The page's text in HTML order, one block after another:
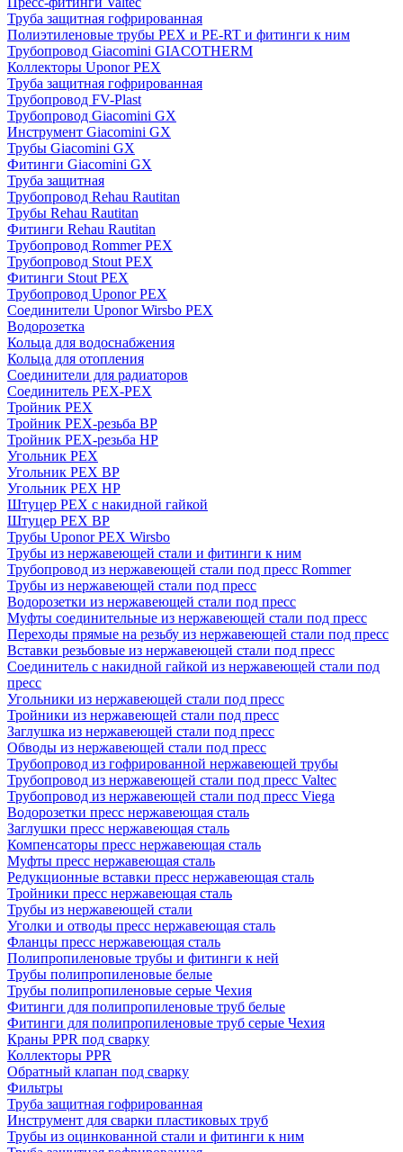
Труба защитная гофрированная
Полиэтиленовые трубы PEX и PE-RT и фитинги к ним
Трубопровод Giacomini GIACOTHERM
Коллекторы Uponor PEX
Труба защитная гофрированная
Трубопровод FV-Plast
Трубопровод Giacomini GX
Инструмент Giacomini GX
Трубы Giacomini GX
Фитинги Giacomini GX
Труба защитная
Трубопровод Rehau Rautitan
Трубы Rehau Rautitan
Фитинги Rehau Rautitan
Трубопровод Rommer PEX
Трубопровод Stout PEX
Фитинги Stout PEX
Трубопровод Uponor PEX
Соединители Uponor Wirsbo PEX
Водорозетка
Кольца для водоснабжения
Кольца для отопления
Соединители для радиаторов
Соединитель PEX-PEX
Тройник PEX
Тройник PEX-резьба ВР
Тройник PEX-резьба НР
Угольник PEX
Угольник PEX ВР
Угольник PEX НР
Штуцер PEX c накидной гайкой
Штуцер PEX ВР
Трубы Uponor PEX Wirsbo
Трубы из нержавеющей стали и фитинги к ним
Трубопровод из нержавеющей стали под пресс Rommer
Трубы из нержавеющей стали под пресс
Водорозетки из нержавеющей стали под пресс
Муфты соединительные из нержавеющей стали под пресс
Переходы прямые на резьбу из нержавеющей стали под пресс
Вставки резьбовые из нержавеющей стали под пресс
Соединитель с накидной гайкой из нержавеющей стали под
пресс
Угольники из нержавеющей стали под пресс
Тройники из нержавеющей стали под пресс
Заглушка из нержавеющей стали под пресс
Обводы из нержавеющей стали под пресс
Трубопровод из гофрированной нержавеющей трубы
Трубопровод из нержавеющей стали под пресс Valtec
Трубопровод из нержавеющей стали под пресс Viega
Водорозетки пресс нержавеющая сталь
Заглушки пресс нержавеющая сталь
Компенсаторы пресс нержавеющая сталь
Муфты пресс нержавеющая сталь
Редукционные вставки пресс нержавеющая сталь
Тройники пресс нержавеющая сталь
Трубы из нержавеющей стали
Уголки и отводы пресс нержавеющая сталь
Фланцы пресс нержавеющая сталь
Полипропиленовые трубы и фитинги к ней
Трубы полипропиленовые белые
Трубы полипропиленовые серые Чехия
Фитинги для полипропиленовые труб белые
Фитинги для полипропиленовые труб серые Чехия
Краны PPR под сварку
Коллекторы PPR
Обратный клапан под сварку
Фильтры
Труба защитная гофрированная
Инструмент для сварки пластиковых труб
Трубы из оцинкованной стали и фитинги к ним